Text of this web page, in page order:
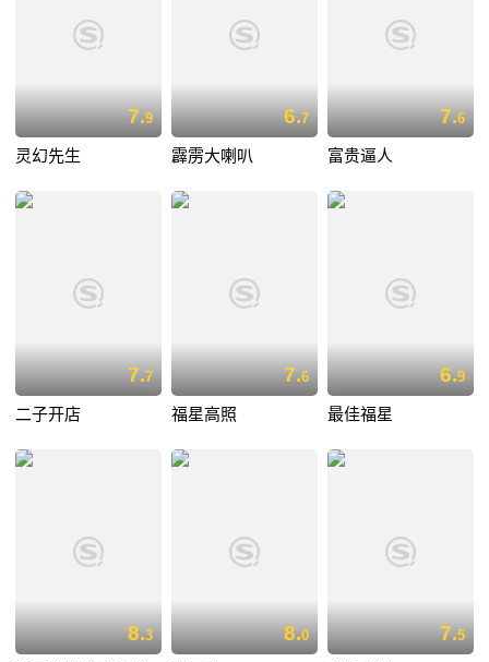
7.9
灵幻先生
6.7
霹雳大喇叭
7.6
富贵逼人
7.7
二子开店
7.6
福星高照
6.9
最佳福星
8.3 8.0 7.5